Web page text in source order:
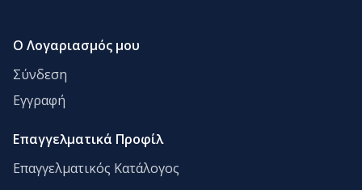
Ο Λογαριασμός μου
Σύνδεση
Εγγραφή
Επαγγελματικά Προφίλ
Επαγγελματικός Κατάλογος